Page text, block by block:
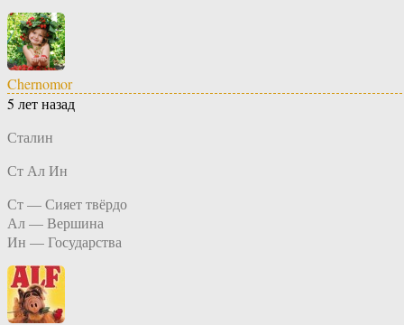
Chernomor
5 лет назад
Сталин
Ст Ал Ин
Ст — Сияет твёрдо
Ал — Вершина
Ин — Государства